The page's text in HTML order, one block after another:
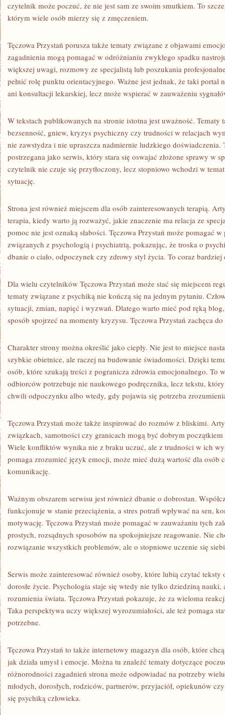
czytelnik może poczuć, że nie jest sam ze swoim smutkiem. To
którym wiele osób mierzy się z zmęczeniem.
Tęczowa Przystań porusza także tematy związane z objawami
zagadnienia mogą pomagać w odróżnianiu zwykłego spadku
większej uwagi, rozmowy ze specjalistą lub poszukania
pełnić rolę punktu orientacyjnego. Ważne jest jednak, że taki portal
ani konsultacji lekarskiej, lecz może wspierać w zauważeniu
W tekstach publikowanych na stronie istotna jest uważność. Tematy
bezsenność, gniew, kryzys psychiczny czy trudności w relacjach
nie zawstydza i nie upraszcza nadmiernie ludzkiego doświadczenia.
postrzegana jako serwis, który stara się oswajać złożone sprawy w
czytelnik nie czuje się przytłoczony, lecz stopniowo wchodzi w
sytuację.
Strona jest również miejscem dla osób zainteresowanych terapią.
terapia, kiedy warto ją rozważyć, jakie znaczenie ma relacja ze
pomoc nie jest oznaką słabości. Tęczowa Przystań może pomagać
związanych z psychologią i psychiatrią, pokazując, że troska o
dbanie o ciało, odpoczynek czy zdrowy styl życia. To coraz
Dla wielu czytelników Tęczowa Przystań może stać się miejscem
tematy związane z psychiką nie kończą się na jednym pytaniu.
sytuacji, zmian, napięć i wyzwań. Dlatego warto mieć pod ręką
sposób spojrzeć na momenty kryzysu. Tęczowa Przystań zachęca
Charakter strony można określić jako ciepły. Nie jest to miejsce
szybkie obietnice, ale raczej na budowanie świadomości. Dzięki
osób, które szukają treści z pogranicza zdrowia emocjonalnego. To
odbiorców potrzebuje nie naukowego podręcznika, lecz tekstu,
chwili odpoczynku albo wtedy, gdy pojawia się potrzeba
Tęczowa Przystań może także inspirować do rozmów z bliskimi.
związkach, samotności czy granicach mogą być dobrym
Wiele konfliktów wynika nie z braku uczuć, ale z trudności w ich
pomaga zrozumieć język emocji, może mieć dużą wartość dla osób
komunikację.
Ważnym obszarem serwisu jest również dbanie o dobrostan.
funkcjonuje w stanie przeciążenia, a stres potrafi wpływać na sen,
motywację. Tęczowa Przystań może pomagać w zauważaniu tych
prostych, rozsądnych sposobów na spokojniejsze reagowanie. Nie
rozwiązanie wszystkich problemów, ale o stopniowe uczenie się
Serwis może zainteresować również osoby, które lubią czytać teksty
dorosłe życie. Psychologia staje się wtedy nie tylko dziedziną nauki,
rozumienia świata. Tęczowa Przystań pokazuje, że za wieloma
Taka perspektywa uczy większej wyrozumiałości, ale też pomaga
potrzebne.
Tęczowa Przystań to także internetowy magazyn dla osób, które
jak działa umysł i emocje. Można tu znaleźć tematy dotyczące
różnorodności zagadnień strona może odpowiadać na potrzeby
młodych, dorosłych, rodziców, partnerów, przyjaciół, opiekunów
się psychiką człowieka.